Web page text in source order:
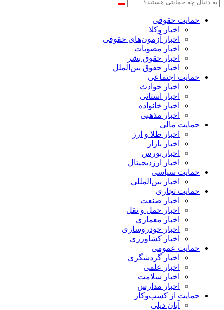
حمایت حقوقی
اخبار وکلا
اخبار آزمون‌های حقوقی
اخبار مصوبات
اخبار حقوق بشر
اخبار حقوق بین‌الملل
حمایت اجتماعی
اخبار حوادث
اخبار استانی
اخبار خانواده
اخبار مذهبی
حمایت مالی
اخبار طلا و ارز
اخبار بازار
اخبار بورس
اخبار ارزدیجیتال
حمایت سیاسی
اخبار بین‌المللی
حمایت تجاری
اخبار صنعت
اخبار حمل و نقل
اخبار معماری
اخبار خودروسازی
اخبار کشاورزی
حمایت عمومی
اخبار گردشگری
اخبار علمی
اخبار سلامت
اخبار مدارس
حمایت از کسب‌وکار
آبان دیلی